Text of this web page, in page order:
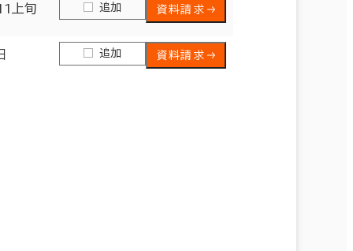
上旬 追加 資料請求
追加 資料請求